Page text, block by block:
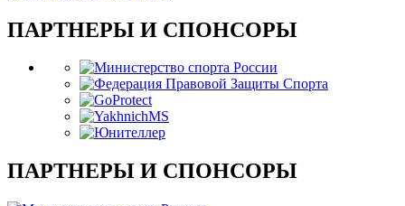
ПАРТНЕРЫ И СПОНСОРЫ
ПАРТНЕРЫ И СПОНСОРЫ